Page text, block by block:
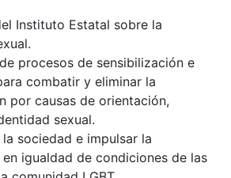
Instituto Estatal sobre la
procesos de sensibilización e
combatir y eliminar la
por causas de orientación,
sexual.
sociedad e impulsar la
igualdad de condiciones de las